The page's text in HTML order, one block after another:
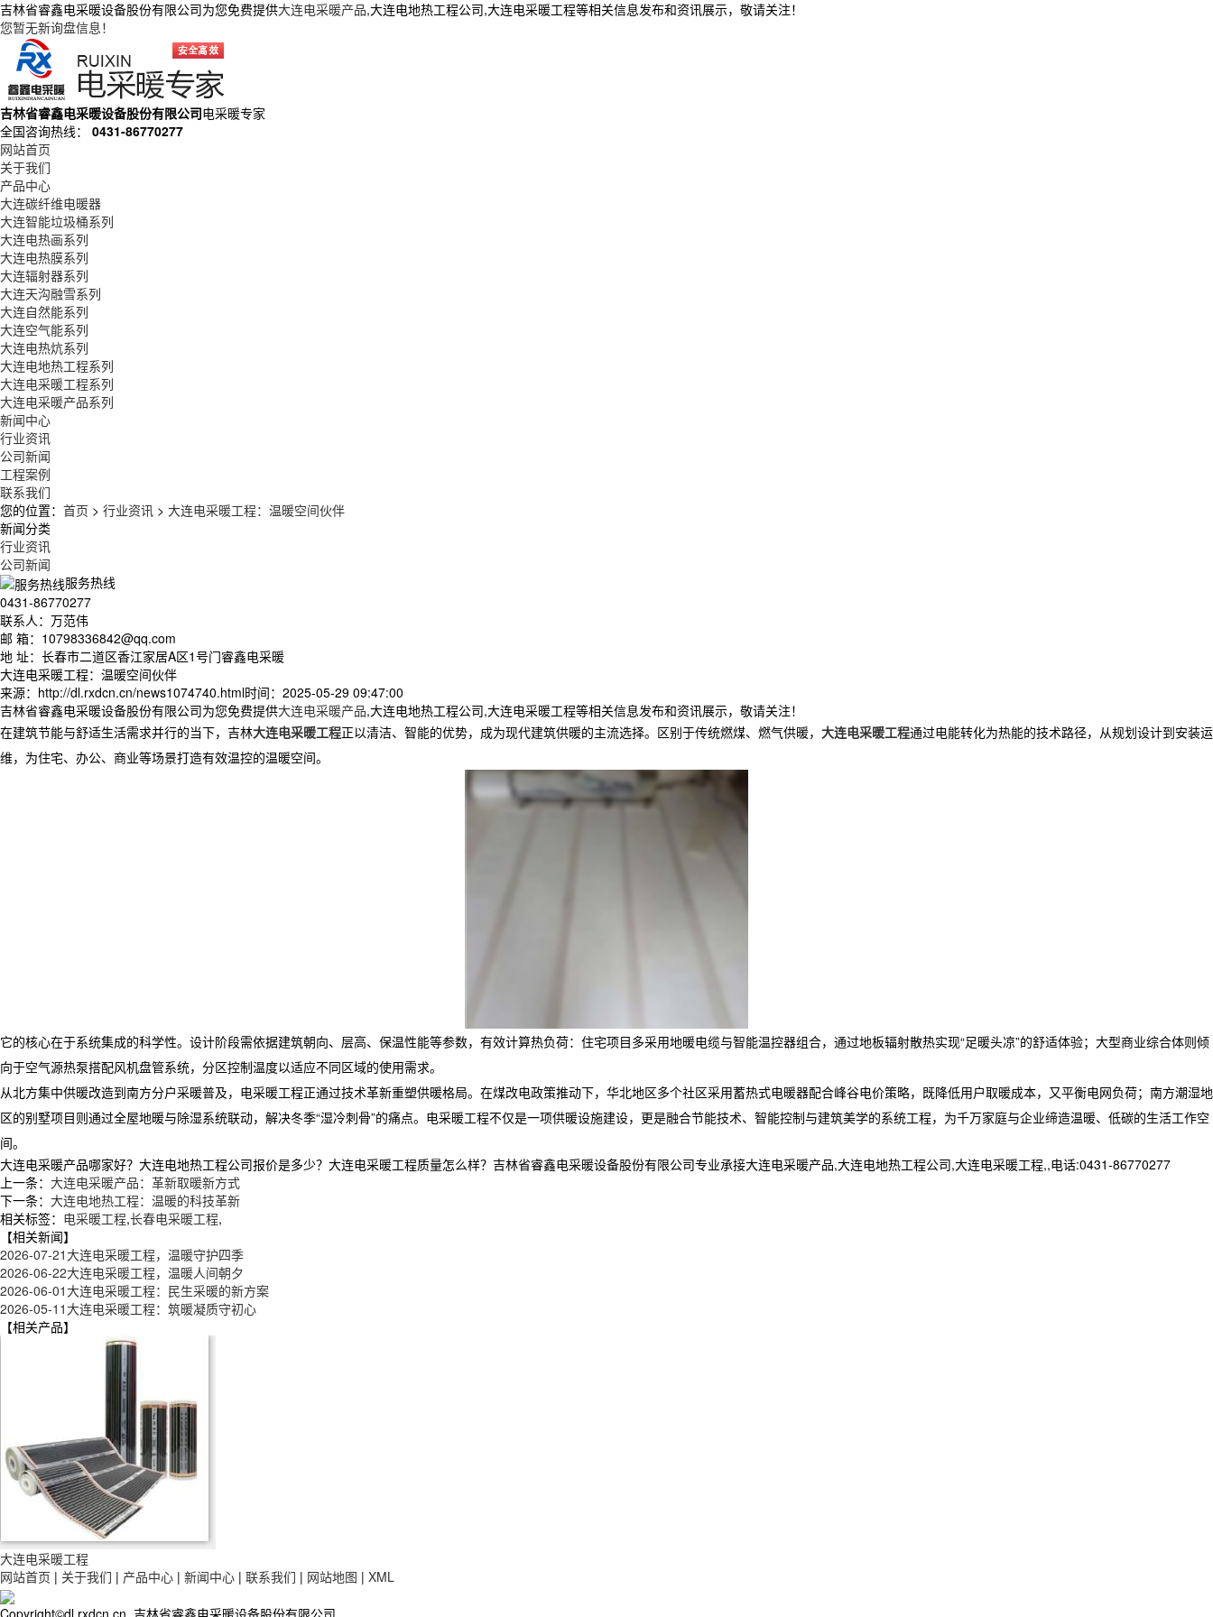
吉林省睿鑫电采暖设备股份有限公司为您免费提供大连电采暖产品,大连电地热工程公司,大连电采暖工程等相关信息发布和资讯展示，敬请关注！
您暂无新询盘信息！
吉林省睿鑫电采暖设备股份有限公司电采暖专家
全国咨询热线：
0431-86770277
网站首页
关于我们
产品中心
大连碳纤维电暖器
大连智能垃圾桶系列
大连电热画系列
大连电热膜系列
大连辐射器系列
大连天沟融雪系列
大连自然能系列
大连空气能系列
大连电热炕系列
大连电地热工程系列
大连电采暖工程系列
大连电采暖产品系列
新闻中心
行业资讯
公司新闻
工程案例
联系我们
您的位置： 首页 > 行业资讯 > 大连电采暖工程：温暖空间伙伴
新闻分类
行业资讯
公司新闻
服务热线
0431-86770277
联系人：万范伟
邮 箱：10798336842@qq.com
地 址：长春市二道区香江家居A区1号门睿鑫电采暖
大连电采暖工程：温暖空间伙伴
来源：http://dl.rxdcn.cn/news1074740.html时间：2025-05-29 09:47:00
吉林省睿鑫电采暖设备股份有限公司为您免费提供大连电采暖产品,大连电地热工程公司,大连电采暖工程等相关信息发布和资讯展示，敬请关注！
在建筑节能与舒适生活需求并行的当下，吉林大连电采暖工程正以清洁、智能的优势，成为现代建筑供暖的主流选择。区别于传统燃煤、燃气供暖， 大连电采暖工程通过电能转化为热能的技术路径，从规划设计到安装运
维，为住宅、办公、商业等场景打造有效温控的温暖空间。
它的核心在于系统集成的科学性。设计阶段需依据建筑朝向、层高、保温性能等参数，有效计算热负荷：住宅项目多采用地暖电缆与智能温控器组合，通过地板辐射散热实现“足暖头凉”的舒适体验；大型商业综合体则倾
向于空气源热泵搭配风机盘管系统，分区控制温度以适应不同区域的使用需求。
从北方集中供暖改造到南方分户采暖普及，电采暖工程正通过技术革新重塑供暖格局。在煤改电政策推动下，华北地区多个社区采用蓄热式电暖器配合峰谷电价策略，既降低用户取暖成本，又平衡电网负荷；南方潮湿地
区的别墅项目则通过全屋地暖与除湿系统联动，解决冬季“湿冷刺骨”的痛点。电采暖工程不仅是一项供暖设施建设，更是融合节能技术、智能控制与建筑美学的系统工程，为千万家庭与企业缔造温暖、低碳的生活工作空
间。
大连电采暖产品哪家好？大连电地热工程公司报价是多少？大连电采暖工程质量怎么样？吉林省睿鑫电采暖设备股份有限公司专业承接大连电采暖产品,大连电地热工程公司,大连电采暖工程,,电话:0431-86770277
上一条： 大连电采暖产品：革新取暖新方式
下一条： 大连电地热工程：温暖的科技革新
相关标签： 电采暖工程,长春电采暖工程,
【相关新闻】
2026-07-21大连电采暖工程，温暖守护四季
2026-06-22大连电采暖工程，温暖人间朝夕
2026-06-01大连电采暖工程：民生采暖的新方案
2026-05-11大连电采暖工程：筑暖凝质守初心
【相关产品】
大连电采暖工程
网站首页 | 关于我们 | 产品中心 | 新闻中心 | 联系我们 | 网站地图 | XML
Copyright©dl.rxdcn.cn 吉林省睿鑫电采暖设备股份有限公司